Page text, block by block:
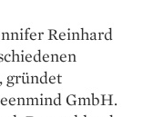
Reinhard
gründet
GmbH.